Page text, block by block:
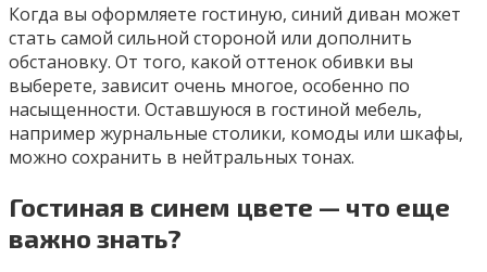
Когда вы оформляете гостиную, синий диван может
стать самой сильной стороной или дополнить
обстановку. От того, какой оттенок обивки вы
выберете, зависит очень многое, особенно по
насыщенности. Оставшуюся в гостиной мебель,
например журнальные столики, комоды или шкафы,
можно сохранить в нейтральных тонах.
Гостиная в синем цвете — что еще
важно знать?